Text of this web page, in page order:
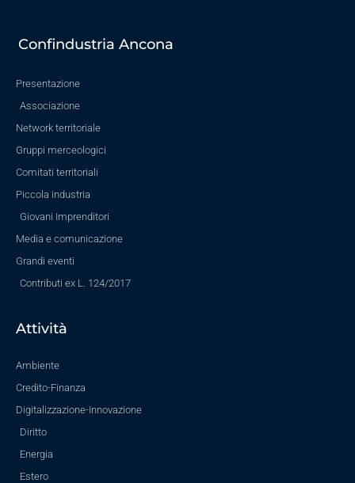
Confindustria Ancona
Presentazione
Associazione
Network territoriale
Gruppi merceologici
Comitati territoriali
Piccola industria
Giovani Imprenditori
Media e comunicazione
Grandi eventi
Contributi ex L. 124/2017
Attività
Ambiente
Credito-Finanza
Digitalizzazione-Innovazione
Diritto
Energia
Estero